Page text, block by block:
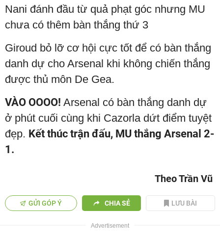
Nani đánh đầu từ quả phạt góc nhưng MU
chưa có thêm bàn thắng thứ 3
Giroud bỏ lỡ cơ hội cực tốt để có bàn thắng
danh dự cho Arsenal khi không chiến thắng
được thủ môn De Gea.
VÀO OOOO! Arsenal có bàn thắng danh dự
ở phút cuối cùng khi Cazorla dứt điểm tuyệt
đẹp. Kết thúc trận đấu, MU thắng Arsenal 2-
1.
Theo Trần Vũ
GỬI GÓP Ý CHIA SẺ LƯU BÀI